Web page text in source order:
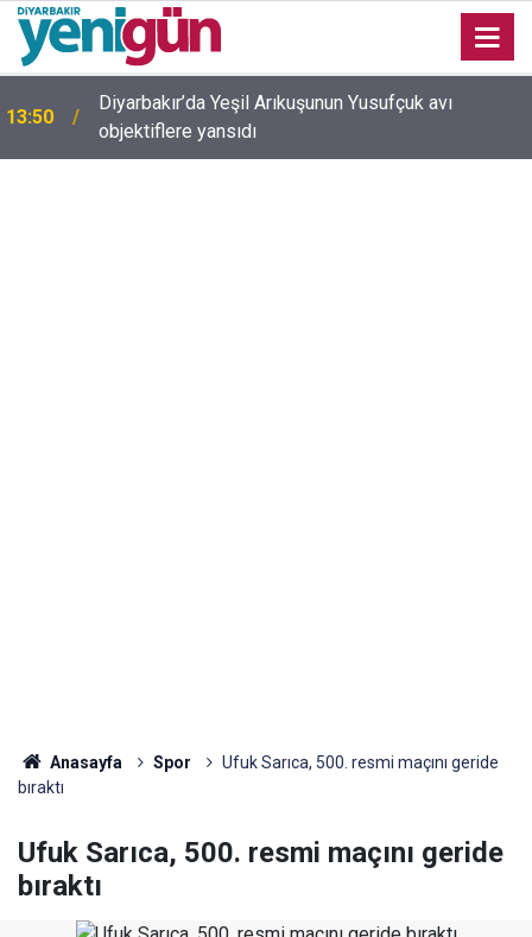
13:50
Diyarbakır’da Yeşil Arıkuşunun Yusufçuk avı
objektiflere yansıdı
Anasayfa Spor
Ufuk Sarıca, 500. resmi maçını geride
bıraktı
Ufuk Sarıca, 500. resmi maçını geride
bıraktı